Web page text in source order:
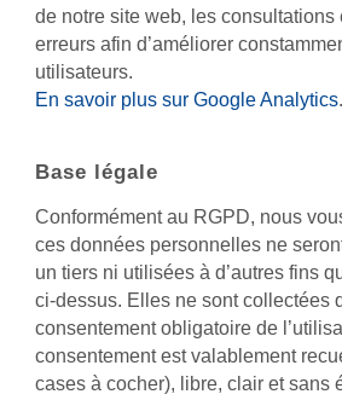
de notre site web, les
erreurs afin d’améliorer
utilisateurs.
En savoir plus sur Google Analytics.
Base légale
Conformément au RGPD, nous
ces données personnelles ne
un tiers ni utilisées à d’autres fins
ci-dessus. Elles ne sont collectées
consentement obligatoire de
consentement est valablement
cases à cocher), libre, clair et sans